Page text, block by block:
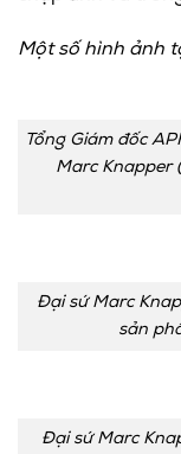
Một số hình ảnh
Tổng Giám đốc
Marc Knapper
Đại sứ Marc
sản
Đại sứ Marc